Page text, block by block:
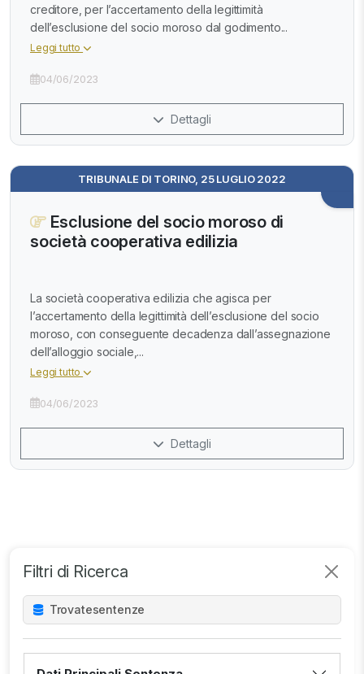
Filtri di Ricerca
Trovatesentenze
creditore, per l’accertamento della legittimità
dell’esclusione del socio moroso dal godimento...
Leggi tutto
04/06/2023
Dettagli
TRIBUNALE DI TORINO, 25 LUGLIO 2022
Esclusione del socio moroso di
società cooperativa edilizia
La società cooperativa edilizia che agisca per
l’accertamento della legittimità dell’esclusione del socio
moroso, con conseguente decadenza dall’assegnazione
dell’alloggio sociale,...
Leggi tutto
04/06/2023
Dettagli